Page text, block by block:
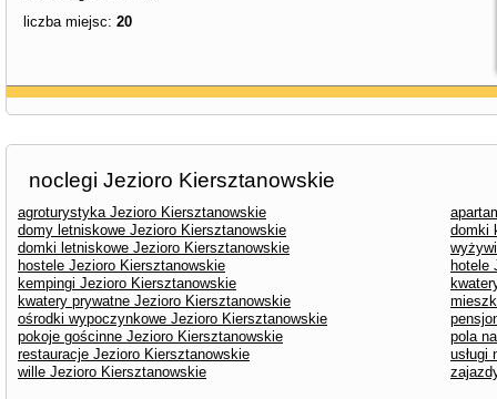
liczba miejsc: 20
noclegi Jezioro Kiersztanowskie
agroturystyka Jezioro Kiersztanowskie
domy letniskowe Jezioro Kiersztanowskie
domki
domki letniskowe Jezioro Kiersztanowskie
hostele Jezioro Kiersztanowskie
hotele
kempingi Jezioro Kiersztanowskie
kwatery prywatne Jezioro Kiersztanowskie
ośrodki wypoczynkowe Jezioro Kiersztanowskie
pokoje gościnne Jezioro Kiersztanowskie
pola
restauracje Jezioro Kiersztanowskie
usługi
wille Jezioro Kiersztanowskie